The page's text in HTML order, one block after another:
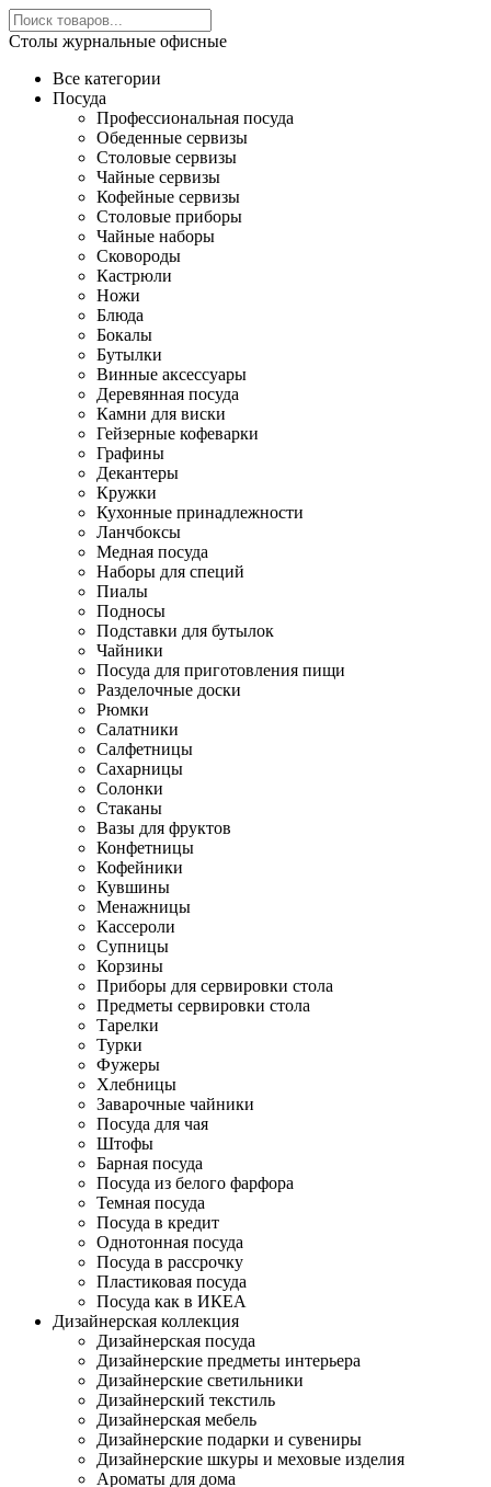
Столы журнальные офисные
Все категории
Посуда
Профессиональная посуда
Обеденные сервизы
Столовые сервизы
Чайные сервизы
Кофейные сервизы
Столовые приборы
Чайные наборы
Сковороды
Кастрюли
Ножи
Блюда
Бокалы
Бутылки
Винные аксессуары
Деревянная посуда
Камни для виски
Гейзерные кофеварки
Графины
Декантеры
Кружки
Кухонные принадлежности
Ланчбоксы
Медная посуда
Наборы для специй
Пиалы
Подносы
Подставки для бутылок
Чайники
Посуда для приготовления пищи
Разделочные доски
Рюмки
Салатники
Салфетницы
Сахарницы
Солонки
Стаканы
Вазы для фруктов
Конфетницы
Кофейники
Кувшины
Менажницы
Кассероли
Супницы
Корзины
Приборы для сервировки стола
Предметы сервировки стола
Тарелки
Турки
Фужеры
Хлебницы
Заварочные чайники
Посуда для чая
Штофы
Барная посуда
Посуда из белого фарфора
Темная посуда
Посуда в кредит
Однотонная посуда
Посуда в рассрочку
Пластиковая посуда
Посуда как в ИКЕА
Дизайнерская коллекция
Дизайнерская посуда
Дизайнерские предметы интерьера
Дизайнерские светильники
Дизайнерский текстиль
Дизайнерская мебель
Дизайнерские подарки и сувениры
Дизайнерские шкуры и меховые изделия
Ароматы для дома